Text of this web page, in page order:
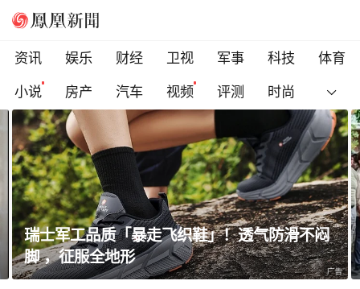
资讯 娱乐 财经 卫视 军事 科技
体育
小说
房产 汽车 视频 评测 时尚
闷
乌克兰多地扩大征兵动员，符合条件者须在
天内报到